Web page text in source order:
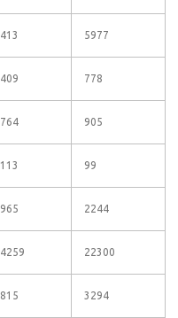
413 5977
409 778
764 905
113 99
965 2244
4259 22300
815 3294